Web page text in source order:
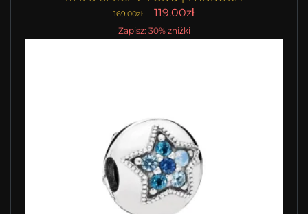
169.00zł 119.00zł
Zapisz: 30% zniżki